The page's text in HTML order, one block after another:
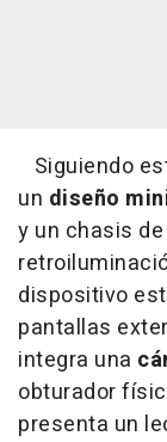
Siguiendo
un diseño
y un chasis
dispositivo
pantallas
integra una
obturador
presenta un